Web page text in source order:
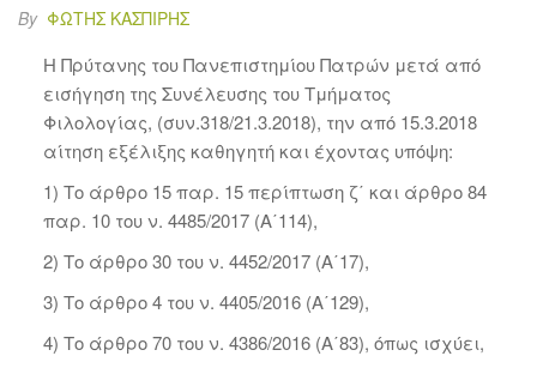
By ΦΏΤΗΣ ΚΑΣΠΊΡΗΣ
Η Πρύτανης του Πανεπιστημίου Πατρών μετά από
εισήγηση της Συνέλευσης του Τμήματος
Φιλολογίας, (συν.318/21.3.2018), την από 15.3.2018
αίτηση εξέλιξης καθηγητή και έχοντας υπόψη:
1) Το άρθρο 15 παρ. 15 περίπτωση ζ΄ και άρθρο 84
παρ. 10 του ν. 4485/2017 (Α΄114),
2) Το άρθρο 30 του ν. 4452/2017 (Α΄17),
3) Το άρθρο 4 του ν. 4405/2016 (Α΄129),
4) Το άρθρο 70 του ν. 4386/2016 (Α΄83), όπως ισχύει,